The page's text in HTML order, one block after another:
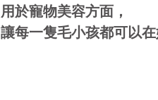
用於寵物美容方面，
讓每一隻毛小孩都可以